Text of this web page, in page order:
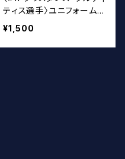
ティス選手〉ユニフォームキ
ーホルダー（青）
¥1,500